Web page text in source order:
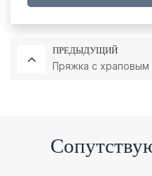
ПРЕДЫДУЩИЙ
Пряжка с храповым